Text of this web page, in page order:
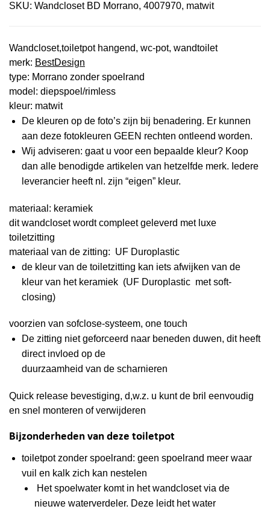
SKU: Wandcloset BD Morrano, 4007970, matwit
Wandcloset,toiletpot hangend, wc-pot, wandtoilet
merk: BestDesign
type: Morrano zonder spoelrand
model: diepspoel/rimless
kleur: matwit
De kleuren op de foto’s zijn bij benadering. Er kunnen
aan deze fotokleuren GEEN rechten ontleend worden.
Wij adviseren: gaat u voor een bepaalde kleur? Koop
dan alle benodigde artikelen van hetzelfde merk. Iedere
leverancier heeft nl. zijn “eigen” kleur.
materiaal: keramiek
dit wandcloset wordt compleet geleverd met luxe
toiletzitting
materiaal van de zitting: UF Duroplastic
de kleur van de toiletzitting kan iets afwijken van de
kleur van het keramiek (UF Duroplastic met soft-
closing)
voorzien van sofclose-systeem, one touch
De zitting niet geforceerd naar beneden duwen, dit heeft
direct invloed op de
duurzaamheid van de scharnieren
Quick release bevestiging, d,w.z. u kunt de bril eenvoudig
en snel monteren of verwijderen
Bijzonderheden van deze toiletpot
toiletpot zonder spoelrand: geen spoelrand meer waar
vuil en kalk zich kan nestelen
Het spoelwater komt in het wandcloset via de
nieuwe waterverdeler. Deze leidt het water